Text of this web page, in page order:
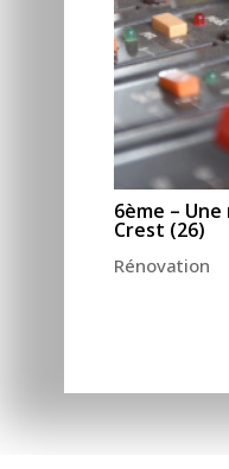
6ème –
Crest (26)
Rénovation